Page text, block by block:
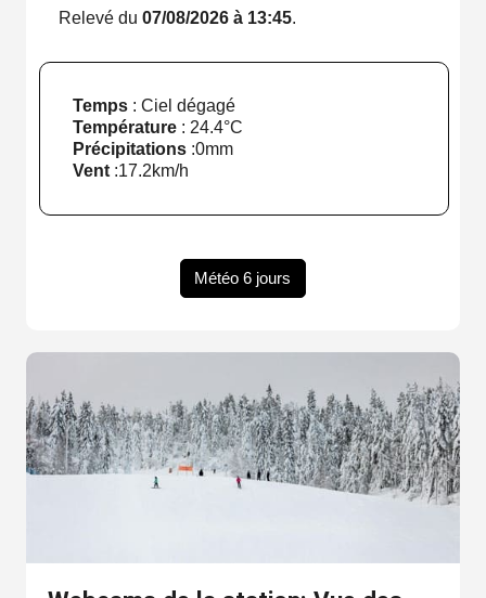
Relevé du 07/08/2026 à 13:45.
Temps: Ciel dégagé
Température: 24.4°C
Précipitations:0mm
Vent:17.2km/h
Météo 6 jours